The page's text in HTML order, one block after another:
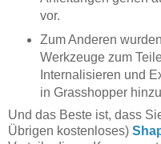
vor.
Zum Anderen
Werkzeuge zum
Internalisieren und
in Grasshopper
Und das Beste ist, dass
Übrigen kostenloses)